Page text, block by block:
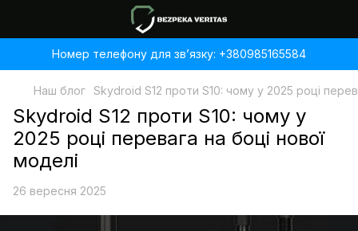
Номер телефону для звʼязку: +380985165584
Наш блог Skydroid S12 проти S10: чому у 2025 році
Skydroid S12 проти S10: чому у
2025 році перевага на боці нової
моделі
26 вересня 2025